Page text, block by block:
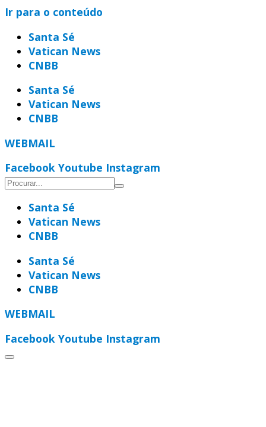
Ir para o conteúdo
Santa Sé
Vatican News
CNBB
Santa Sé
Vatican News
CNBB
WEBMAIL
Facebook Youtube Instagram
Santa Sé
Vatican News
CNBB
Santa Sé
Vatican News
CNBB
WEBMAIL
Facebook Youtube Instagram